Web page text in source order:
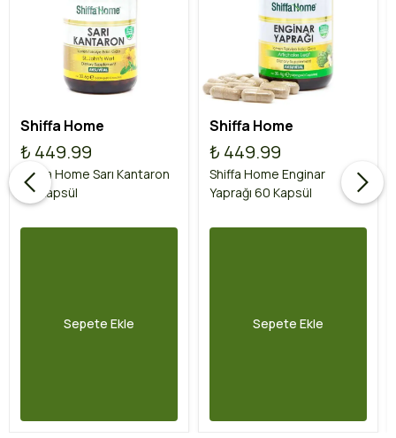
Shiffa Home
₺ 449.99
Shiffa Home Sarı Kantaron
60 Kapsül
Sepete Ekle
Shiffa Home
₺ 449.99
Shiffa Home Enginar
Yaprağı 60 Kapsül
Sepete Ekle